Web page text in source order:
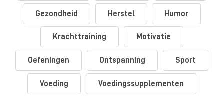
Gezondheid Herstel Humor
Krachttraining Motivatie
Oefeningen Ontspanning Sport
Voeding Voedingssupplementen